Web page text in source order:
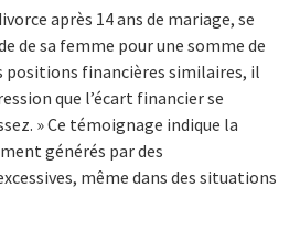
après 14 ans de mariage, se
de sa femme pour une somme de
positions financières similaires, il
que l’écart financier se
» Ce témoignage indique la
générés par des
même dans des situations